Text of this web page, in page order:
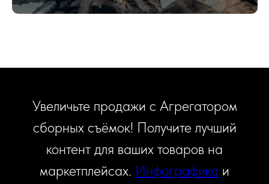
Увеличьте продажи с Агрегатором
сборных съёмок! Получите лучший
контент для ваших товаров на
маркетплейсах. Инфографика и